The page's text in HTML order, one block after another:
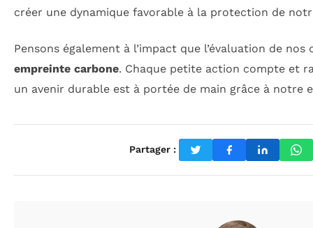
créer une dynamique favorable à la protection de
Pensons également à l’impact que l’évaluation de
empreinte carbone. Chaque petite action compte et
un avenir durable est à portée de main grâce à notre
Partager :